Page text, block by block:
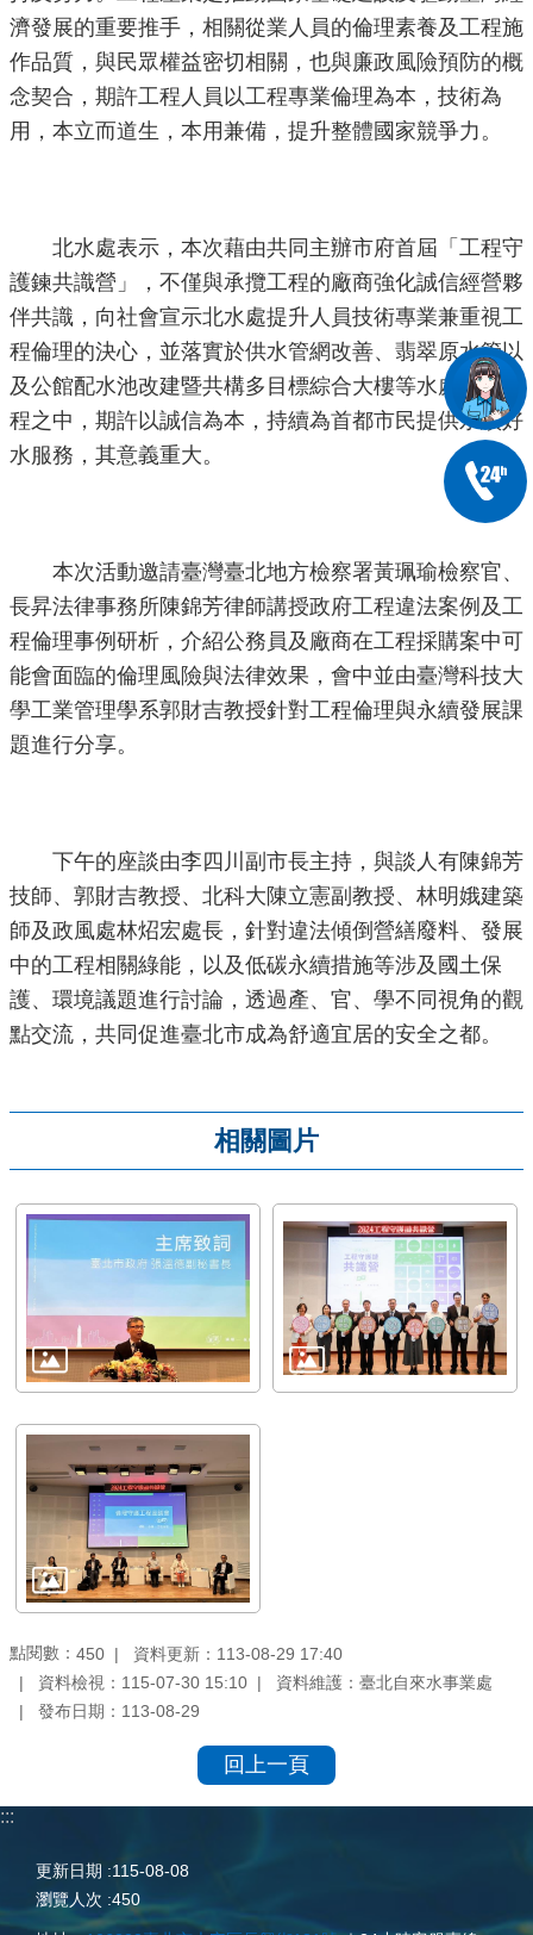
濟發展的重要推手，相關從業人員的倫理素養及工程施
作品質，與民眾權益密切相關，也與廉政風險預防的概
念契合，期許工程人員以工程專業倫理為本，技術為
用，本立而道生，本用兼備，提升整體國家競爭力。
北水處表示，本次藉由共同主辦市府首屆「工程守
護鍊共識營」，不僅與承攬工程的廠商強化誠信經營夥
伴共識，向社會宣示北水處提升人員技術專業兼重視工
程倫理的決心，並落實於供水管網改善、翡翠原水管以
及公館配水池改建暨共構多目標綜合大樓等水處重大工
程之中，期許以誠信為本，持續為首都市民提供永續好
水服務，其意義重大。
本次活動邀請臺灣臺北地方檢察署黃珮瑜檢察官、
長昇法律事務所陳錦芳律師講授政府工程違法案例及工
程倫理事例研析，介紹公務員及廠商在工程採購案中可
能會面臨的倫理風險與法律效果，會中並由臺灣科技大
學工業管理學系郭財吉教授針對工程倫理與永續發展課
題進行分享。
下午的座談由李四川副市長主持，與談人有陳錦芳
技師、郭財吉教授、北科大陳立憲副教授、林明娥建築
師及政風處林炤宏處長，針對違法傾倒營繕廢料、發展
中的工程相關綠能，以及低碳永續措施等涉及國土保
護、環境議題進行討論，透過產、官、學不同視角的觀
點交流，共同促進臺北市成為舒適宜居的安全之都。
相關圖片
點閱數： 450
資料更新：113-08-29 17:40
資料檢視：115-07-30 15:10
資料維護：臺北自來水事業處
發布日期：113-08-29
回上一頁
:::
更新日期
115-08-08
瀏覽人次 450